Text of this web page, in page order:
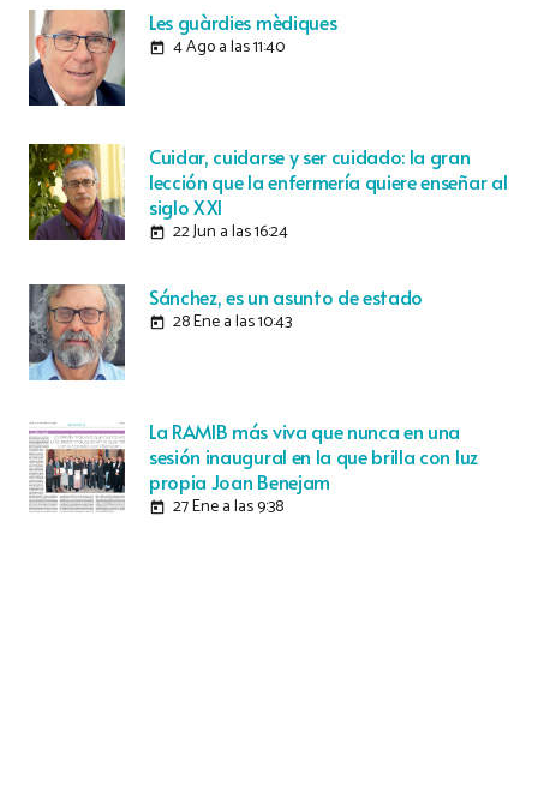
Les guàrdies mèdiques
today 4 Ago a las 11:40
Cuidar, cuidarse y ser cuidado: la gran
lección que la enfermería quiere enseñar al
siglo XXI
today 22 Jun a las 16:24
Sánchez, es un asunto de estado
today 28 Ene a las 10:43
La RAMIB más viva que nunca en una
sesión inaugural en la que brilla con luz
propia Joan Benejam
today 27 Ene a las 9:38